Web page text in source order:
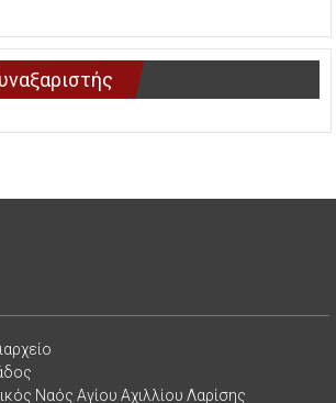
Ναός Αγίου Αχιλλίου Λαρίσης